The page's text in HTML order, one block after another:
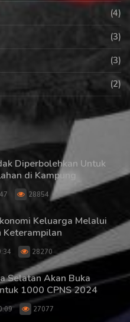
(4)
(3)
(3)
(2)
Diperbolehkan Untuk
di Kampung
28854
Keluarga Melalui
Keterampilan
28270
Selatan Akan Buka
1000 CPNS 2024
27077